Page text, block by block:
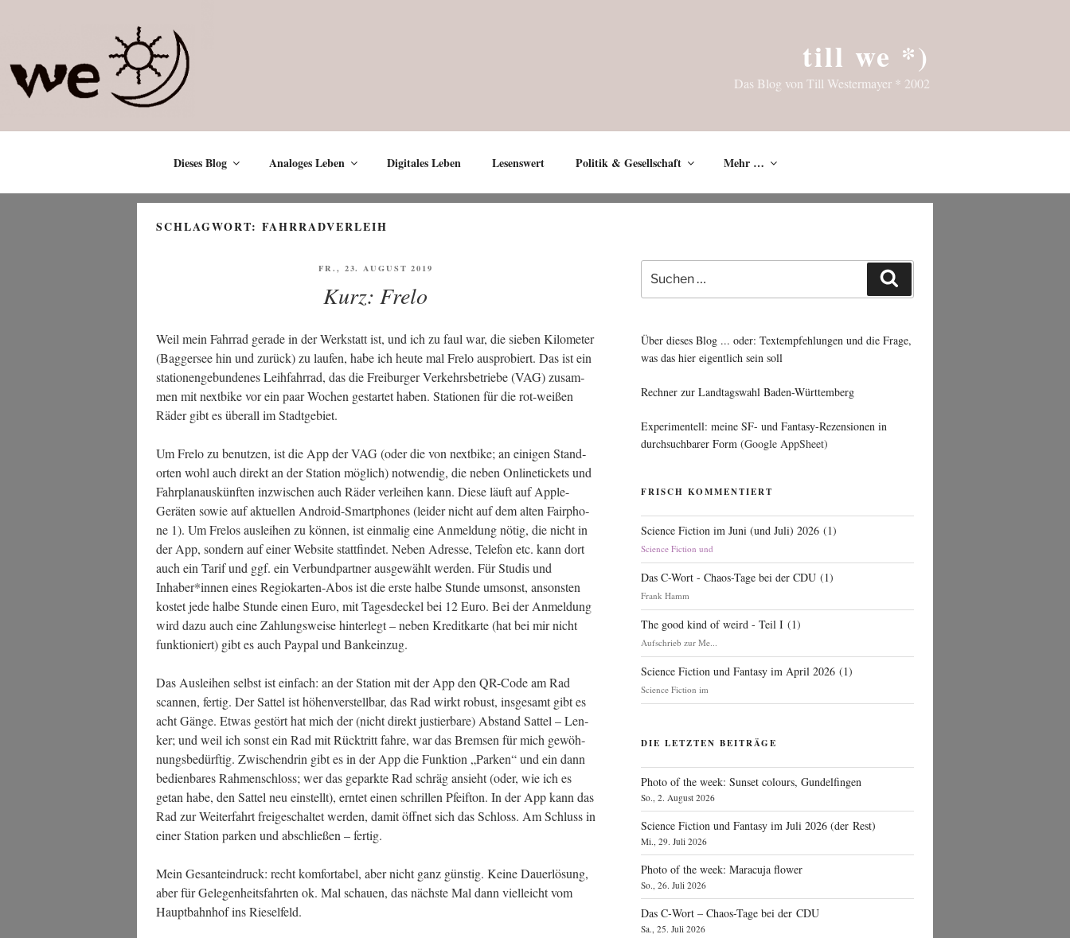
till we *)
Das Blog von Till Westermayer * 2002
Dieses Blog Analoges Leben Digitales Leben Lesenswert Politik & Gesellschaft Mehr …
SCHLAGWORT: FAHRRADVERLEIH
VERÖFFENTLICHT
FR., 23. AUGUST 2019
Kurz: Frelo
Weil mein Fahr­rad gera­de in der Werk­statt ist, und ich zu faul war, die sie­ben Kilo­me­ter
(Bag­ger­see hin und zurück) zu lau­fen, habe ich heu­te mal Fre­lo aus­pro­biert. Das ist ein
sta­tio­nen­ge­bun­de­nes Leih­fahr­rad, das die Frei­bur­ger Ver­kehrs­be­trie­be (VAG) zusam­
men mit next­bike vor ein paar Wochen gestar­tet haben. Sta­tio­nen für die rot-wei­ßen
Räder gibt es über­all im Stadtgebiet.
Um Fre­lo zu benut­zen, ist die App der VAG (oder die von next­bike; an eini­gen Stand­
or­ten wohl auch direkt an der Sta­ti­on mög­lich) not­wen­dig, die neben Online­ti­ckets und
Fahr­plan­aus­künf­ten inzwi­schen auch Räder ver­lei­hen kann. Die­se läuft auf Apple-
Gerä­ten sowie auf aktu­el­len Android-Smart­phones (lei­der nicht auf dem alten Fair­pho­
ne 1). Um Fre­los aus­lei­hen zu kön­nen, ist ein­ma­lig eine Anmel­dung nötig, die nicht in
der App, son­dern auf einer Web­site statt­fin­det. Neben Adres­se, Tele­fon etc. kann dort
auch ein Tarif und ggf. ein Ver­bund­part­ner aus­ge­wählt wer­den. Für Stu­dis und
Inhaber*innen eines Regio­kar­ten-Abos ist die ers­te hal­be Stun­de umsonst, ansons­ten
kos­tet jede hal­be Stun­de einen Euro, mit Tages­de­ckel bei 12 Euro. Bei der Anmel­dung
wird dazu auch eine Zah­lungs­wei­se hin­ter­legt – neben Kre­dit­kar­te (hat bei mir nicht
funk­tio­niert) gibt es auch Pay­pal und Bankeinzug.
Das Aus­lei­hen selbst ist ein­fach: an der Sta­ti­on mit der App den QR-Code am Rad
scan­nen, fer­tig. Der Sat­tel ist höhen­ver­stell­bar, das Rad wirkt robust, ins­ge­samt gibt es
acht Gän­ge. Etwas gestört hat mich der (nicht direkt jus­tier­ba­re) Abstand Sat­tel – Len­
ker; und weil ich sonst ein Rad mit Rück­tritt fah­re, war das Brem­sen für mich gewöh­
nungs­be­dürf­tig. Zwi­schen­drin gibt es in der App die Funk­ti­on „Par­ken“ und ein dann
bedien­ba­res Rah­men­schloss; wer das gepark­te Rad schräg ansieht (oder, wie ich es
getan habe, den Sat­tel neu ein­stellt), ern­tet einen schril­len Pfeif­ton. In der App kann das
Rad zur Wei­ter­fahrt frei­ge­schal­tet wer­den, damit öff­net sich das Schloss. Am Schluss in
einer Sta­ti­on par­ken und abschlie­ßen – fertig.
Mein Ges­ant­ein­druck: recht kom­for­ta­bel, aber nicht ganz güns­tig. Kei­ne Dau­er­lö­sung,
aber für Gele­gen­heits­fahr­ten ok. Mal schau­en, das nächs­te Mal dann viel­leicht vom
Haupt­bahn­hof ins Rieselfeld.
Suche
nach:
Über dieses Blog ... oder: Textempfehlungen und die Frage,
was das hier eigentlich sein soll
Rechner zur Landtagswahl Baden-Württemberg
Experimentell: meine SF- und Fantasy-Rezensionen in
durchsuchbarer Form (Google AppSheet)
FRISCH KOMMENTIERT
Science Fiction im Juni (und Juli) 2026 (1)
Science Fiction und
Das C-Wort - Chaos-Tage bei der CDU (1)
Frank Hamm
The good kind of weird - Teil I (1)
Aufschrieb zur Me...
Science Fiction und Fantasy im April 2026 (1)
Science Fiction im
DIE LETZTEN BEITRÄGE
Photo of the week: Sunset colours, Gundelfingen
So., 2. August 2026
Science Fiction und Fantasy im Juli 2026 (der Rest)
Mi., 29. Juli 2026
Photo of the week: Maracuja flower
So., 26. Juli 2026
Das C‑Wort – Chaos-Tage bei der CDU
Sa., 25. Juli 2026